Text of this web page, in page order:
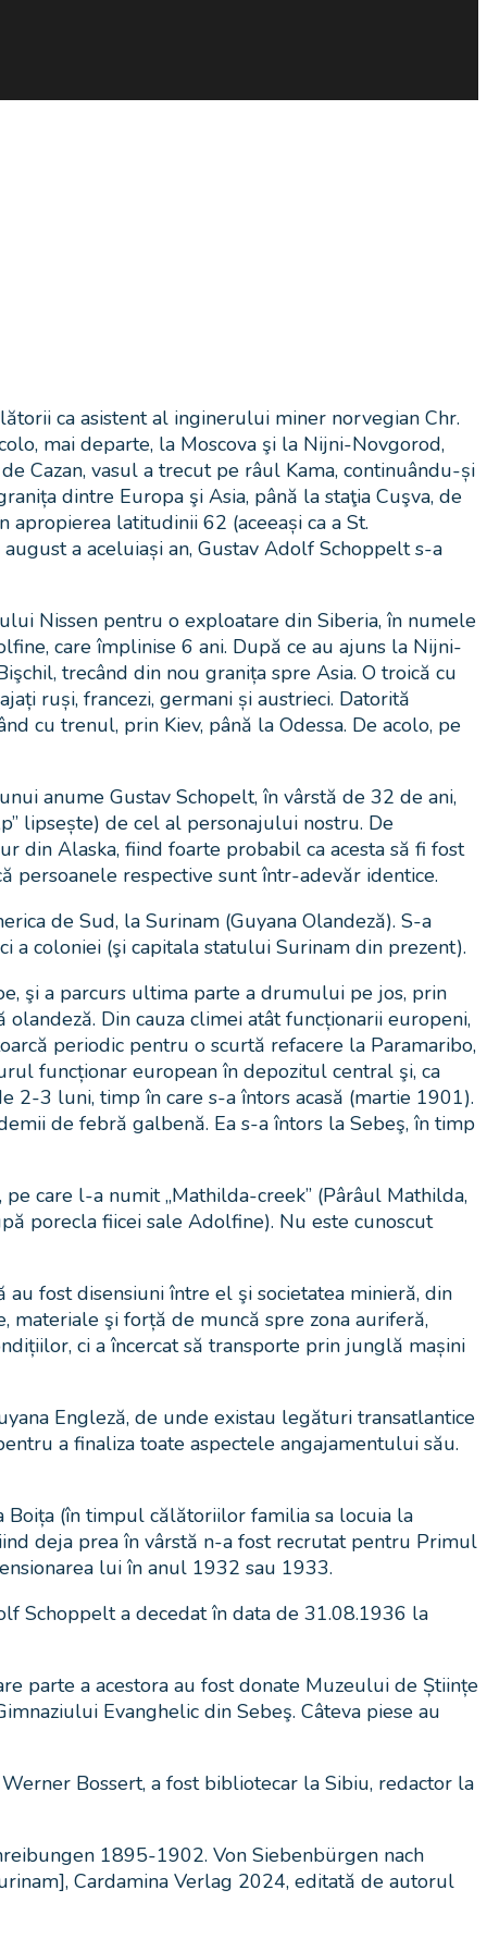
ca asistent al inginerului miner norvegian Chr.
mai departe, la Moscova şi la Nijni-Novgorod,
Cazan, vasul a trecut pe râul Kama, continuându-și
dintre Europa şi Asia, până la staţia Cuşva, de
latitudinii 62 (aceeași ca a St.
a aceluiași an, Gustav Adolf Schoppelt s-a
Nissen pentru o exploatare din Siberia, în numele
care împlinise 6 ani. După ce au ajuns la Nijni-
trecând din nou granița spre Asia. O troică cu
ruși, francezi, germani și austrieci. Datorită
cu trenul, prin Kiev, până la Odessa. De acolo, pe
anume Gustav Schopelt, în vârstă de 32 de ani,
lipsește) de cel al personajului nostru. De
din Alaska, fiind foarte probabil ca acesta să fi fost
persoanele respective sunt într-adevăr identice.
de Sud, la Surinam (Guyana Olandeză). S-a
a coloniei (şi capitala statului Surinam din prezent).
şi a parcurs ultima parte a drumului pe jos, prin
Din cauza climei atât funcționarii europeni,
periodic pentru o scurtă refacere la Paramaribo,
funcționar european în depozitul central şi, ca
2-3 luni, timp în care s-a întors acasă (martie 1901).
de febră galbenă. Ea s-a întors la Sebeş, în timp
care l-a numit „Mathilda-creek” (Pârâul Mathilda,
porecla fiicei sale Adolfine). Nu este cunoscut
fost disensiuni între el şi societatea minieră, din
materiale şi forță de muncă spre zona auriferă,
ci a încercat să transporte prin junglă mașini
Engleză, de unde existau legături transatlantice
a finaliza toate aspectele angajamentului său.
Boița (în timpul călătoriilor familia sa locuia la
deja prea în vârstă n-a fost recrutat pentru Primul
lui în anul 1932 sau 1933.
Schoppelt a decedat în data de 31.08.1936 la
parte a acestora au fost donate Muzeului de Științe
Evanghelic din Sebeş. Câteva piese au
Bossert, a fost bibliotecar la Sibiu, redactor la
1895-1902. Von Siebenbürgen nach
Cardamina Verlag 2024, editată de autorul